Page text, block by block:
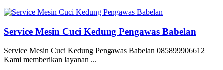
Service Mesin Cuci Kedung Pengawas Babelan
Service Mesin Cuci Kedung Pengawas Babelan 085899906612
Kami memberikan layanan ...